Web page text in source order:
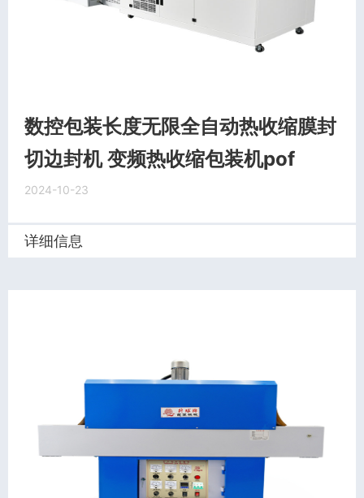
数控包装长度无限全自动热收缩膜封
切边封机 变频热收缩包装机pof
2024-10-23
详细信息